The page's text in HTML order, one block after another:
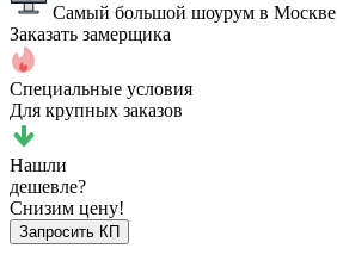
Самый большой шоурум в Москве
Заказать замерщика
Специальные условия
Для крупных заказов
Нашли
дешевле?
Снизим цену!
Запросить КП